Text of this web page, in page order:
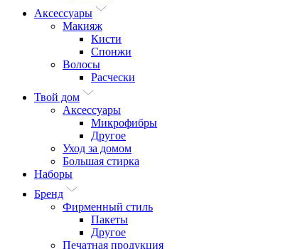
Аксессуары
Макияж
Кисти
Спонжи
Волосы
Расчески
Твой дом
Аксессуары
Микрофибры
Другое
Уход за домом
Большая стирка
Наборы
Бренд
Фирменный стиль
Пакеты
Другое
Печатная продукция